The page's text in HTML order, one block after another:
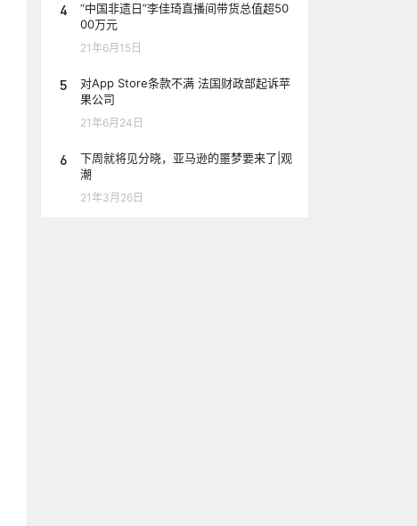
4
“中国非遗日”李佳琦直播间带货总值超50
00万元
21年6月15日
5
对App Store条款不满 法国财政部起诉苹
果公司
21年6月24日
6
下周就将见分晓，亚马逊的噩梦要来了|观
潮
21年3月26日